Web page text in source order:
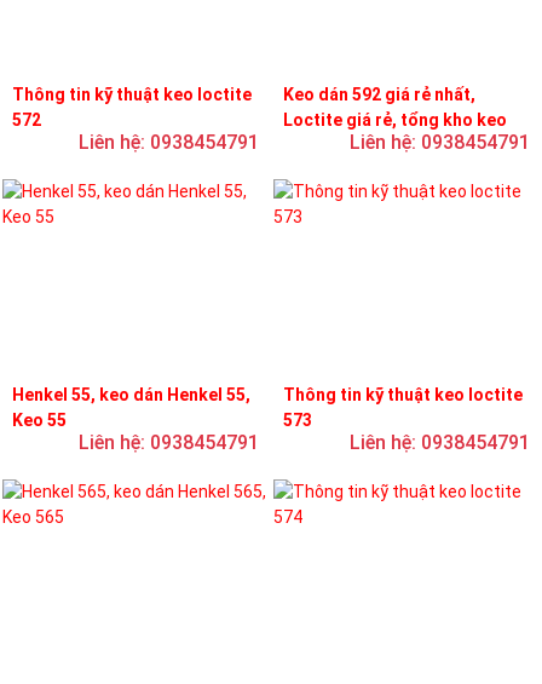
Thông tin kỹ thuật keo loctite
572
Liên hệ: 0938454791
Keo dán 592 giá rẻ nhất,
Loctite giá rẻ, tổng kho keo
Liên hệ: 0938454791
Henkel 55, keo dán Henkel 55,
Keo 55
Liên hệ: 0938454791
Thông tin kỹ thuật keo loctite
573
Liên hệ: 0938454791